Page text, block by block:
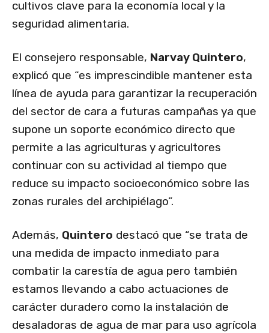
cultivos clave para la economía local y la
seguridad alimentaria.
El consejero responsable, Narvay Quintero,
explicó que “es imprescindible mantener esta
línea de ayuda para garantizar la recuperación
del sector de cara a futuras campañas ya que
supone un soporte económico directo que
permite a las agriculturas y agricultores
continuar con su actividad al tiempo que
reduce su impacto socioeconómico sobre las
zonas rurales del archipiélago”.
Además, Quintero destacó que “se trata de
una medida de impacto inmediato para
combatir la carestía de agua pero también
estamos llevando a cabo actuaciones de
carácter duradero como la instalación de
desaladoras de agua de mar para uso agrícola